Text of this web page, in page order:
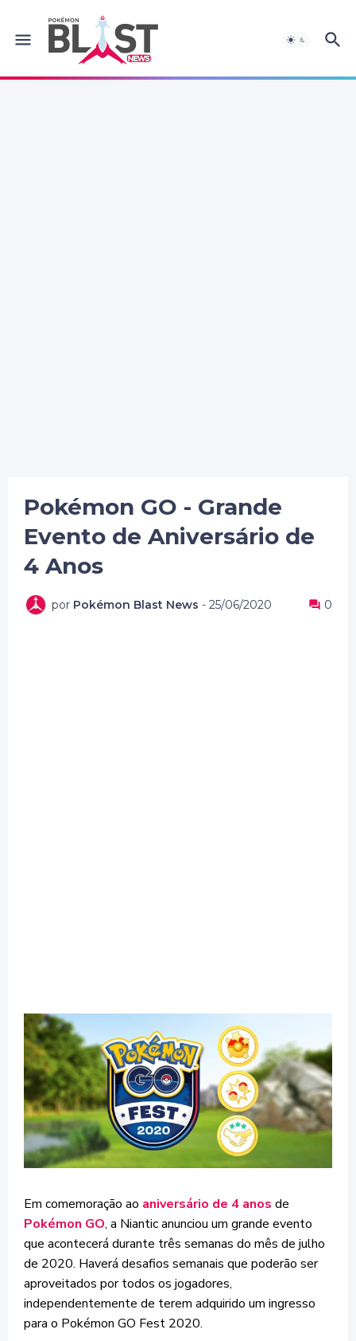
Pokémon GO - Grande
Evento de Aniversário de
4 Anos
por Pokémon Blast News - 25/06/2020 0
Em comemoração ao aniversário de 4 anos de
Pokémon GO, a Niantic anunciou um grande evento
que acontecerá durante três semanas do mês de julho
de 2020. Haverá desafios semanais que poderão ser
aproveitados por todos os jogadores,
independentemente de terem adquirido um ingresso
para o Pokémon GO Fest 2020.